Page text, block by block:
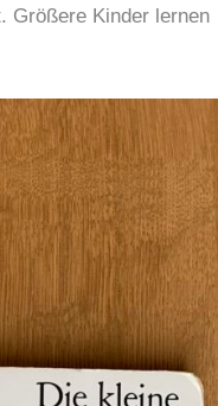
Größere Kinder lernen